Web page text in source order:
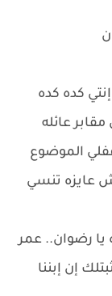
كده كده
عائله
الموضوع
يا رضوان.. عمر
إن إبننا